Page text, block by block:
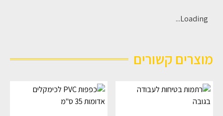
Loading...
מוצרים קשורים